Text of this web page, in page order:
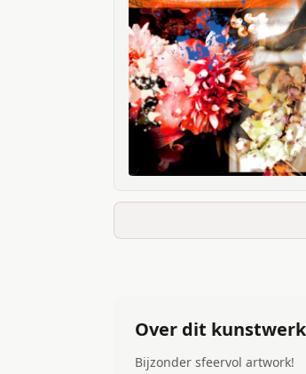
Over dit kunstwerk
Bijzonder sfeervol artwork!